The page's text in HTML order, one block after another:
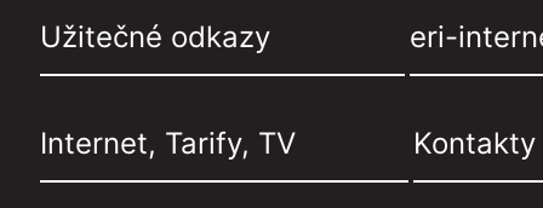
Užitečné odkazy eri-
Internet, Tarify, TV Kontakty